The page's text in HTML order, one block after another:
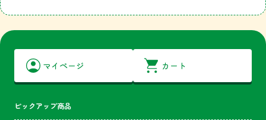
マイページ カート
ピックアップ商品